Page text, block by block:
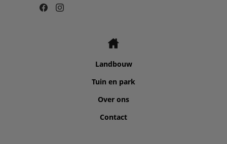
Landbouw
Tuin en park
Over ons
Contact